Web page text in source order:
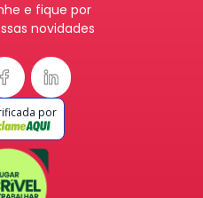
e fique por
novidades
por